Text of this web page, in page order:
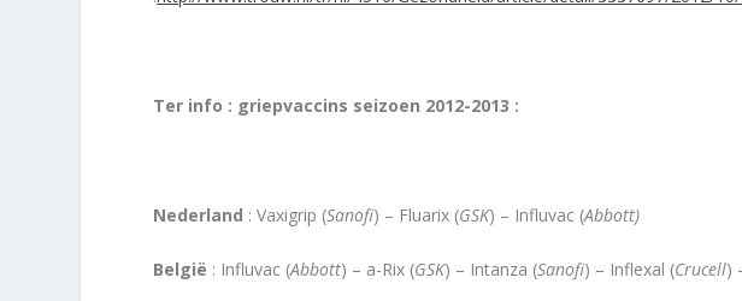
Ter info : griepvaccins seizoen 2012-2013 :
Nederland : Vaxigrip (Sanofi) – Fluarix (GSK) – Influvac (Abbott)
België : Influvac (Abbott) – a-Rix (GSK) – Intanza (Sanofi) – Inflexal (Crucell)